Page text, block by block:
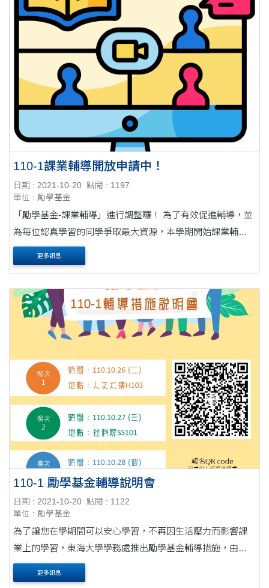
110-1課業輔導開放申請中！
日期 : 2021-10-20 點閱 : 1197
單位 : 勵學基金
「勵學基金-課業輔導」進行調整囉！ 為了有效促進輔導，並
為每位認真學習的同學爭取最大資源，本學期開始課業輔導
申請將增加「紙本申請流程」 讓想參與的同學經過仔細思考
與討論後，經由學習大綱跟教學進度的規....
更多訊息
110-1 勵學基金輔導說明會
日期 : 2021-10-20 點閱 : 1122
單位 : 勵學基金
為了讓您在學期間可以安心學習，不再因生活壓力而影響課
業上的學習，東海大學學務處推出勵學基金輔導措施，由課
業輔導、職涯輔導、領袖培力、服務實踐、學習型實習、各
系專業服務實踐、餐食補助等七大面向開始，鼓....
更多訊息